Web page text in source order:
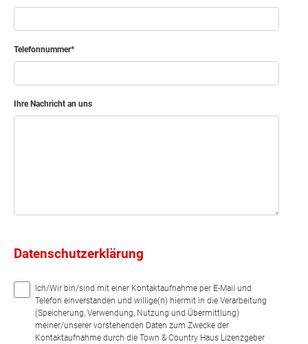
Telefonnummer
Ihre Nachricht an uns
Datenschutzerklärung
Ich/Wir bin/sind mit einer Kontaktaufnahme per E-Mail und
Telefon einverstanden und willige(n) hiermit in die Verarbeitung
(Speicherung, Verwendung, Nutzung und Übermittlung)
meiner/unserer vorstehenden Daten zum Zwecke der
Kontaktaufnahme durch die Town & Country Haus Lizenzgeber